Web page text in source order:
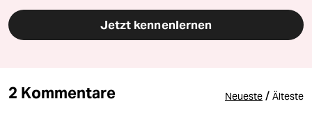
Jetzt kennenlernen
2 Kommentare Neueste / Älteste